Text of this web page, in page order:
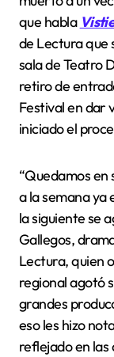
que habla
de Lectura que
sala de Teatro
retiro de
Festival en dar
iniciado el
“Quedamos en
a la semana ya
la siguiente se
Gallegos,
Lectura, quien
regional agotó
grandes
eso les hizo
reflejado en